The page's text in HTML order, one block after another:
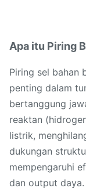
Apa itu Piring
Piring sel bahan
penting dalam
bertanggung
reaktan
listrik,
dukungan
mempengaruhi
dan output daya.